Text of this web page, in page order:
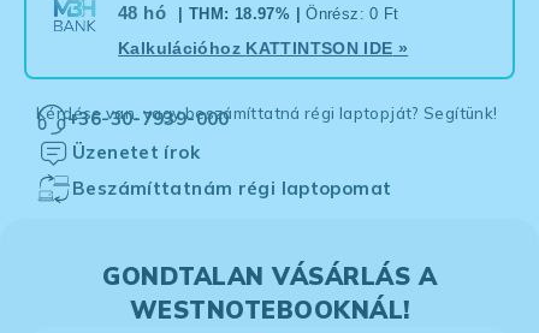
48 hó
| THM: 18.97% |Önrész: 0 Ft
Kalkulációhoz KATTINTSON IDE »
Kérdése van, vagy beszámíttatná régi laptopját? Segítünk!
+36-30-7939-000
Üzenetet írok
Beszámíttatnám régi laptopomat
GONDTALAN VÁSÁRLÁS A
WESTNOTEBOOKNÁL!